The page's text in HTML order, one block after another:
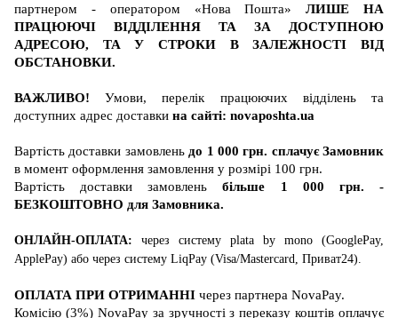
партнером - оператором «Нова Пошта»ЛИШЕ НА
ПРАЦЮЮЧІ ВІДДІЛЕННЯ ТА ЗА ДОСТУПНОЮ
АДРЕСОЮ, ТА У СТРОКИ В ЗАЛЕЖНОСТІ ВІД
ОБСТАНОВКИ.
ВАЖЛИВО! Умови, перелік працюючих відділень та
доступних адрес доставки на сайті: novaposhta.ua
Вартість доставки замовлень до 1 000 грн. сплачує Замовник
в момент оформлення замовлення у розмірі 100 грн.
Вартість доставкизамовленьбільше 1 000 грн. -
БЕЗКОШТОВНО для Замовника.
ОНЛАЙН-ОПЛАТА: через систему plata by mono (GooglePay,
ApplePay) або через систему LiqPay (Visa/Mastercard , Приват24)
ОПЛАТА ПРИ ОТРИМАННІ через партнера NovaPay.
Комісію (3%) NovaPay за зручності з переказу коштів оплачує